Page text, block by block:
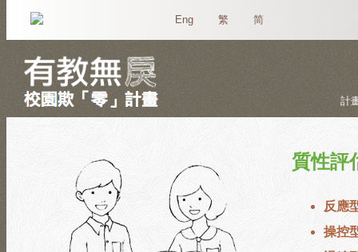
Eng 繁 简
計
質性評
反應
操控